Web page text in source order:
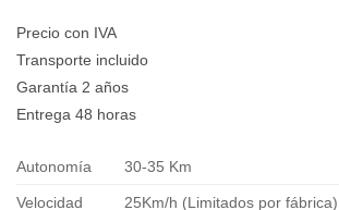
Precio con IVA
Transporte incluido
Garantía 2 años
Entrega 48 horas
Autonomía 30-35 Km
Velocidad 25Km/h (Limitados por fábrica)